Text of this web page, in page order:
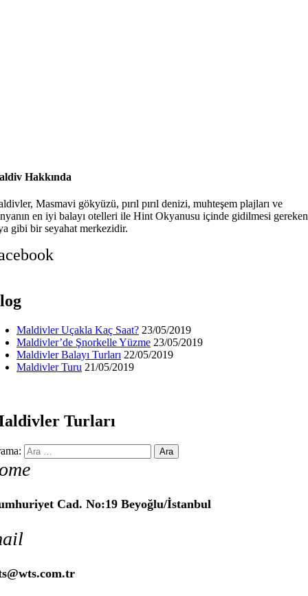
Hakkında
Masmavi gökyüzü, pırıl pırıl denizi, muhteşem plajları ve
en iyi balayı otelleri ile Hint Okyanusu içinde gidilmesi gereken
gibi bir seyahat merkezidir.
Maldivler Uçakla Kaç Saat? 23/05/2019
Maldivler’de Şnorkelle Yüzme 23/05/2019
Maldivler Balayı Turları 22/05/2019
Maldivler Turu 21/05/2019
Turları
Cad. No:19 Beyoğlu/İstanbul